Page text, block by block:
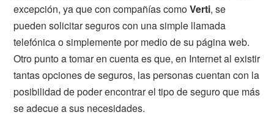
excepción, ya que con compañías comoVerti, se
pueden solicitar seguros con una simple llamada
telefónica o simplemente por medio de su página web.
Otro punto a tomar en cuenta es que, en Internet al existir
tantas opciones de seguros, las personas cuentan con la
posibilidad de poder encontrar el tipo de seguro que más
se adecue a sus necesidades.